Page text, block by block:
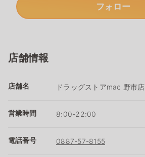
フォロー
店舗情報
店舗名 ドラッグストアmac 野市店
営業時間 8:00-22:00
電話番号 0887-57-8155